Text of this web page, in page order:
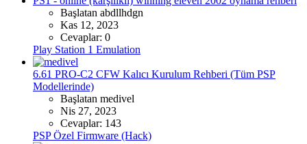
Başlatan abdllhdgn
Kas 12, 2023
Cevaplar: 0
Play Station 1 Emulation
6.61 PRO-C2 CFW Kalıcı Kurulum Rehberi (Tüm PSP
Modellerinde)
Başlatan medivel
Nis 27, 2023
Cevaplar: 143
PSP Özel Firmware (Hack)